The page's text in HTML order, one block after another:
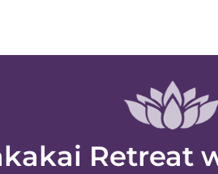
Retreat